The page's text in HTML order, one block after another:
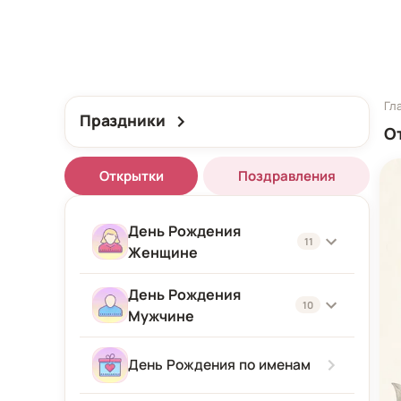
Праздники
Открытки Поздравления
День Рождения
Женщине
11
Женщине
Подруге
Девушке
День Рождения
Мужчине
10
Мужчине
День Рождения по именам